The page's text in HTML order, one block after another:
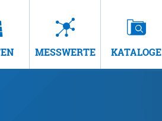
MESSWERTE KATALOGE